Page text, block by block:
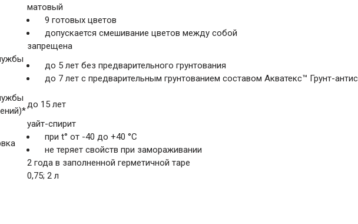
матовый
9 готовых цветов
допускается смешивание цветов между собой
запрещена
до 5 лет без предварительного грунтования
до 7 лет с предварительным грунтованием составом Акватекс™ Грунт-
до 15 лет
уайт-спирит
при t° от -40 до +40 °С
не теряет свойств при замораживании
2 года в заполненной герметичной таре
0,75; 2 л